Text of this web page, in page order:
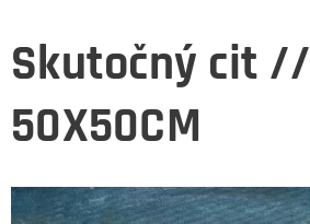
Skutočný cit //
50X50CM